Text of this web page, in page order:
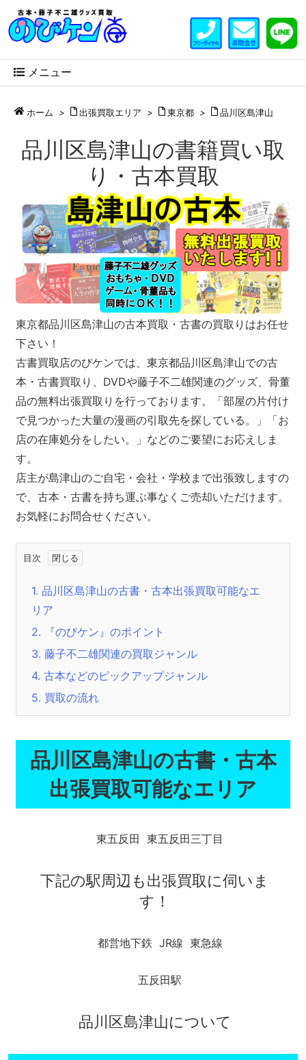
メニュー
ホーム > 出張買取エリア > 東京都 > 品川区島津山
品川区島津山の書籍買い取
り・古本買取
東京都品川区島津山の古本買取・古書の買取りはお任せ
下さい！
古書買取店のびケンでは、東京都品川区島津山での古
本・古書買取り、DVDや藤子不二雄関連のグッズ、骨董
品の無料出張買取りを行っております。「部屋の片付け
で見つかった大量の漫画の引取先を探している。」「お
店の在庫処分をしたい。」などのご要望にお応えしま
す。
店主が島津山のご自宅・会社・学校まで出張致しますの
で、古本・古書を持ち運ぶ事なくご売却いただけます。
お気軽にお問合せください。
目次
1. 品川区島津山の古書・古本出張買取可能なエ
リア
2. 『のびケン』のポイント
3. 藤子不二雄関連の買取ジャンル
4. 古本などのピックアップジャンル
5. 買取の流れ
品川区島津山の古書・古本
出張買取可能なエリア
東五反田 東五反田三丁目
下記の駅周辺も出張買取に伺いま
す！
都営地下鉄 JR線 東急線
五反田駅
品川区島津山について